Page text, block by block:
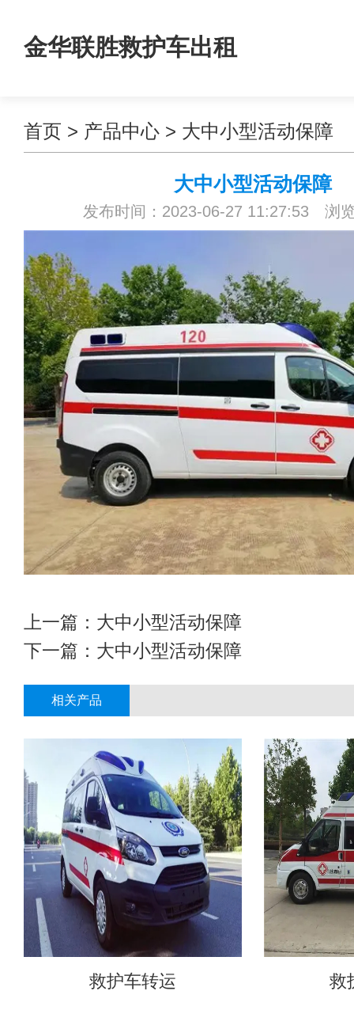
金华联胜救护车出租
首页 > 产品中心 > 大中小型活动保障
大中小型活动保障
发布时间：2023-06-27 11:27:53 浏
上一篇： 大中小型活动保障
下一篇： 大中小型活动保障
相关产品
救护车转运 救